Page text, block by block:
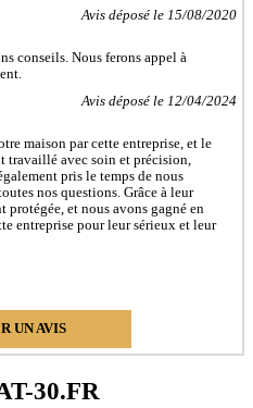
Grau-du-Roi
Mortes
du-Gard
Christol-lès-Alès
l'Ardoise
Grand-Combe
Hilaire-de-Brethmas
Avis déposé le 15/08/2020
conseils. Nous ferons appel à
Avis déposé le 12/04/2024
maison par cette entreprise, et le
travaillé avec soin et précision,
pris le temps de nous
nos questions. Grâce à leur
protégée, et nous avons gagné en
entreprise pour leur sérieux et leur
UN AVIS
30.FR